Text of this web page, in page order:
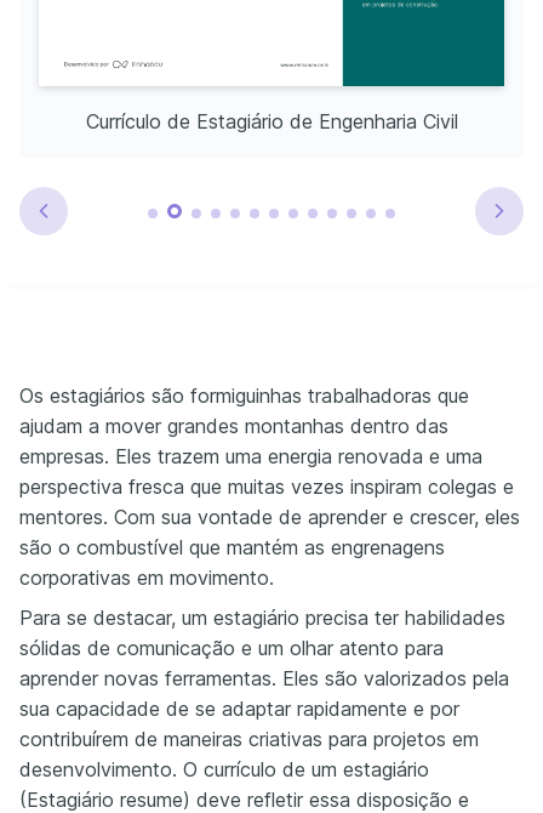
Currículo de Estagiário de Engenharia Civil
Os estagiários são formiguinhas trabalhadoras que
ajudam a mover grandes montanhas dentro das
empresas. Eles trazem uma energia renovada e uma
perspectiva fresca que muitas vezes inspiram colegas e
mentores. Com sua vontade de aprender e crescer, eles
são o combustível que mantém as engrenagens
corporativas em movimento.
Para se destacar, um estagiário precisa ter habilidades
sólidas de comunicação e um olhar atento para
aprender novas ferramentas. Eles são valorizados pela
sua capacidade de se adaptar rapidamente e por
contribuírem de maneiras criativas para projetos em
desenvolvimento. O currículo de um estagiário
(Estagiário resume) deve refletir essa disposição e